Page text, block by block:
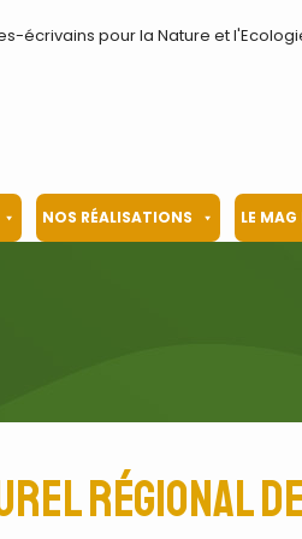
écrivains pour la Nature et
NOS RÉALISATIONS LE MAG
régional